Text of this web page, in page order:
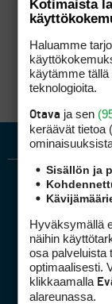
Kotimaista
Haluamme
käytämme
teknologioita.
Otava ja sen
keräävät tietoa
Sisällön ja
Hyväksymällä
näihin
osa palveluista
optimaalisesti.
klikkaamalla
alareunassa.